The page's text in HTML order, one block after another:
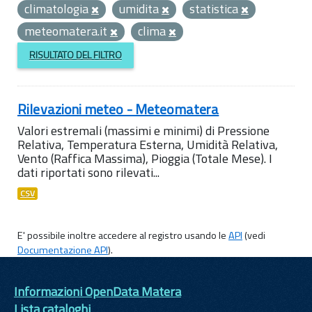
climatologia
umidita
statistica
meteomatera.it
clima
RISULTATO DEL FILTRO
Rilevazioni meteo - Meteomatera
Valori estremali (massimi e minimi) di Pressione
Relativa, Temperatura Esterna, Umidità Relativa,
Vento (Raffica Massima), Pioggia (Totale Mese). I
dati riportati sono rilevati...
CSV
E' possibile inoltre accedere al registro usando leAPI(vedi
Documentazione API).
Informazioni OpenData Matera